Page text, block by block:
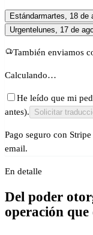
Estándarmartes, 18 de
Urgentelunes, 17 de
También enviamos
Calculando…
He leído que mi
antes).
Solicitar
Pago seguro con
email.
En detalle
Del poder
operación